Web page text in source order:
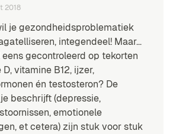
2018
je gezondheidsproblematiek
integendeel! Maar…
gecontroleerd op tekorten
vitamine B12, ijzer,
én testosteron? De
beschrijft (depressie,
emotionele
et cetera) zijn stuk voor stuk